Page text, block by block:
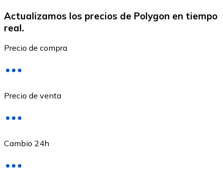
Ethereum
ETH
Actualizamos los precios de Polygon en tiempo
real.
Precio de compra
Precio de venta
Cambio 24h